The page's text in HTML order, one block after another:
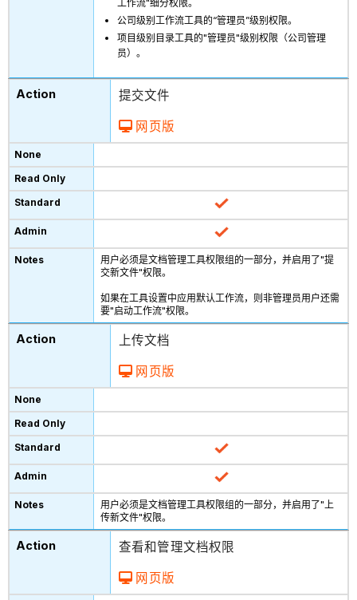
工作流"细分权限。
公司级别工作流工具的“管理员”级别权限。
项目级别目录工具的"管理员"级别权限（公司管理
员）。
提交文件
网页版
用户必须是文档管理工具权限组的一部分，并启用了"提
交新文件"权限。
如果在工具设置中应用默认工作流，则非管理员用户还需
要"启动工作流"权限。
上传文档
网页版
用户必须是文档管理工具权限组的一部分，并启用了"上
传新文件"权限。
查看和管理文档权限
网页版